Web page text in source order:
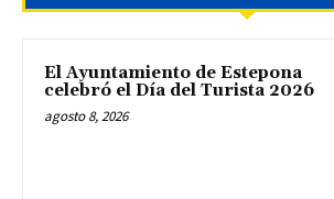
El Ayuntamiento de Estepona
celebró el Día del Turista 2026
agosto 8, 2026